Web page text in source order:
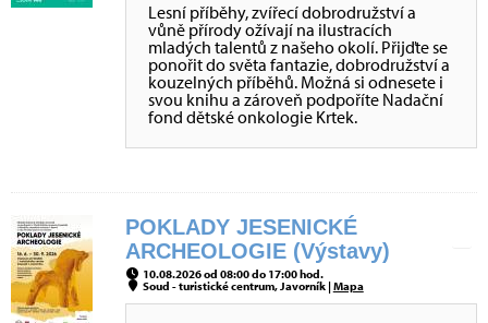
Lesní příběhy, zvířecí dobrodružství a
vůně přírody ožívají na ilustracích
mladých talentů z našeho okolí. Přijďte se
ponořit do světa fantazie, dobrodružství a
kouzelných příběhů. Možná si odnesete i
svou knihu a zároveň podpoříte Nadační
fond dětské onkologie Krtek.
POKLADY JESENICKÉ
ARCHEOLOGIE (Výstavy)
10.08.2026 od 08:00 do 17:00 hod.
Soud - turistické centrum, Javorník |Mapa